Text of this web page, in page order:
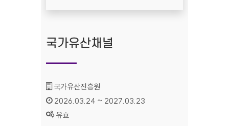
국가유산채널
기관명 :
국가유산진흥원
인증기간 :
2026.03.24 ~ 2027.03.23
상태 :
유효